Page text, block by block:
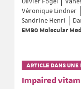
Véronique Lindner
Sandrine Henri
EMBO Molecular
ARTICLE DANS UNE
Impaired